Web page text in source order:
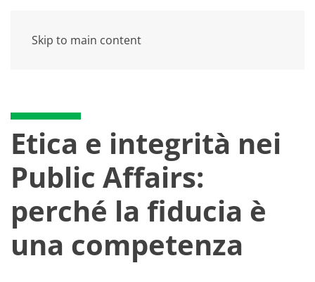
Skip to main content
Etica e integrità nei
Public Affairs:
perché la fiducia è
una competenza